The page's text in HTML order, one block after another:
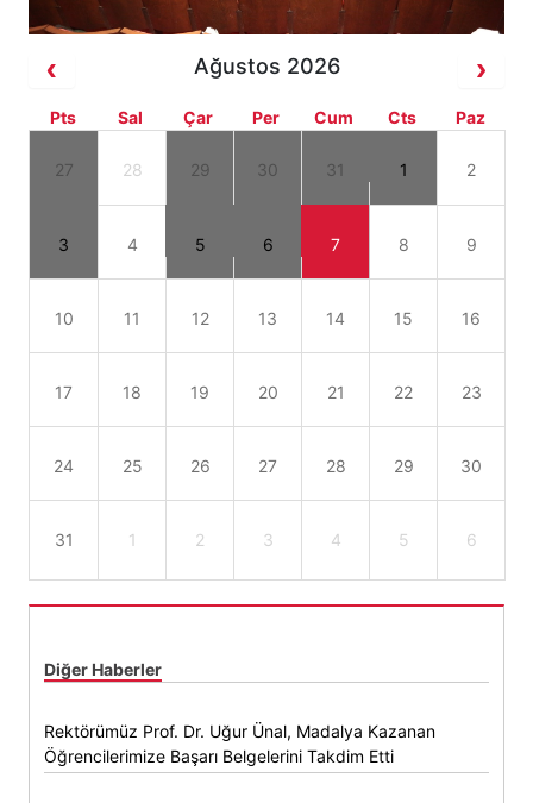
Ağustos 2026
Pts Sal Çar Per Cum Cts Paz
27 28 29 30 31 1 2
3 4 5 6 7 8 9
10 11 12 13 14 15 16
17 18 19 20 21 22 23
24 25 26 27 28 29 30
31 1 2 3 4 5 6
Diğer Haberler
Rektörümüz Prof. Dr. Uğur Ünal, Madalya Kazanan
Öğrencilerimize Başarı Belgelerini Takdim Etti